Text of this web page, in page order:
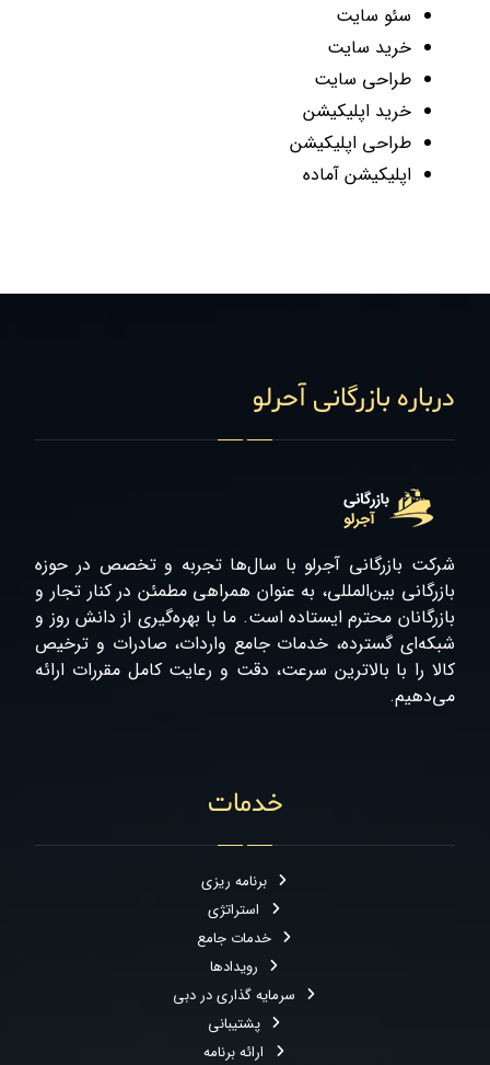
سئو سایت
خرید سایت
طراحی سایت
خرید اپلیکیشن
طراحی اپلیکیشن
اپلیکیشن آماده
درباره بازرگانی آحرلو
شرکت بازرگانی آجرلو با سال‌ها تجربه و تخصص در حوزه
بازرگانی بین‌المللی، به عنوان همراهی مطمئن در کنار تجار و
بازرگانان محترم ایستاده است. ما با بهره‌گیری از دانش روز و
شبکه‌ای گسترده، خدمات جامع واردات، صادرات و ترخیص
کالا را با بالاترین سرعت، دقت و رعایت کامل مقررات ارائه
می‌دهیم.
خدمات
برنامه ریزی
استراتژی
خدمات جامع
رویدادها
سرمایه گذاری در دبی
پشتیبانی
ارائه برنامه